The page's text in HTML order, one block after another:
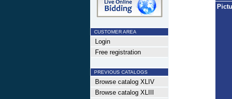
CUSTOMER AREA
Login
Free registration
PREVIOUS CATALOGS
Browse catalog XLIV
Browse catalog XLIII